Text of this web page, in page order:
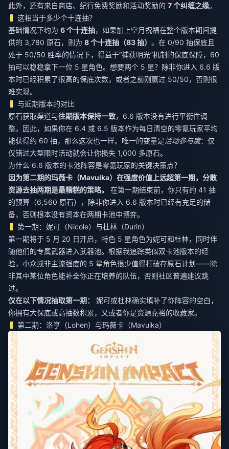
此外，还有来自商店、纪行免费奖励和活动奖励的 7 个纠缠之缘。
这相当于多少个十连抽？
基础情况下约为 6 个十连抽，如果加上空月祝福在整个版本期间提
供的 3,780 原石，则为 8 个十连抽（83 抽） 。在 0/90 抽保底且
处于 50/50 胜率的情况下，得益于“捕获明光”机制的保底保障，60
抽可以稳稳拿下一位 5 星角色。想要两个 5 星？除非你进入 6.6 版
本时已经积累了很高的保底次数，或者之前刚赢过 50/50，否则很
难实现。
与近期版本的对比
原石获取渠道与往期版本保持一致，6.6 版本没有进行平衡性调
整。因此，如果你在 6.4 或 6.5 版本作为每日清空的零氪玩家平均
能获得约 60 抽，那么这次也一样。唯一的变量是活动参与度：仅
仅错过大型限时活动就会让你损失 1,000 多原石。
为什么 6.6 版本的卡池阵容是零氪玩家的关键决策点？
因为第二期的玛薇卡（Mavuika）在强度价值上远超第一期，分散
资源去抽两期是最糟糕的策略。
在第一期结束前，你只有约 41 抽
的预算（6,560 原石），除非你进入 6.6 版本时已经有充足的储
备，否则根本没有资本在两期卡池中博弈。
第一期：妮可（Nicole）与杜林（Durin）
第一期将于 5 月 20 日开启，特色 5 星角色为妮可和杜林，同时伴
随他们的专属武器进入武器池。根据我追踪类似双卡池版本的经
验，小众或非主流强度的 5 星角色很少值得打破存原石计划——除
非其中某位角色能补全你正在培养的队伍，否则社区普遍建议跳
过。
仅在以下情况抽取第一期：
妮可或杜林确实填补了你阵容的空白，
你拥有大保底或高抽数积累，又或者你是资源充裕的收藏家。
第二期：洛亨（Lohen）与玛薇卡（Mavuika）